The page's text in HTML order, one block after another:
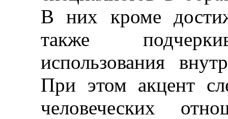
В них кроме
также
использования
При этом акцент
человеческих